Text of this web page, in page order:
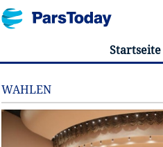
Startseite
WAHLEN